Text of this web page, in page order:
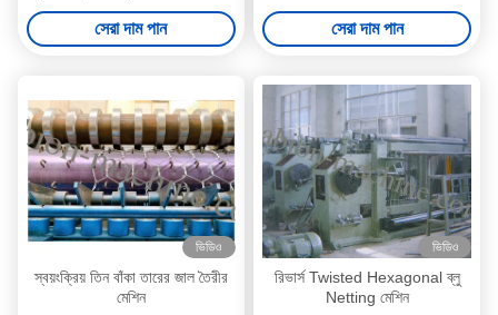
সেরা দাম পান সেরা দাম পান
ভিডিও
স্বয়ংক্রিয় তিন বাঁকা তারের জাল তৈরীর
মেশিন
ভিডিও
রিভার্স Twisted Hexagonal ব্লু
Netting মেশিন